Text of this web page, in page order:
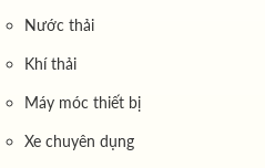
Nước thải
Khí thải
Máy móc thiết bị
Xe chuyên dụng